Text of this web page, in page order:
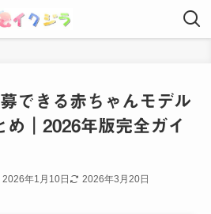
できる赤ちゃんモデル
め｜2026年版完全ガイ
2026年1月10日 2026年3月20日